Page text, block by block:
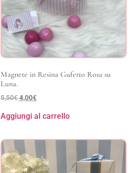
Magnete in Resina Gufetto Rosa su
Luna.
5,50€4,00€
Aggiungi al carrello